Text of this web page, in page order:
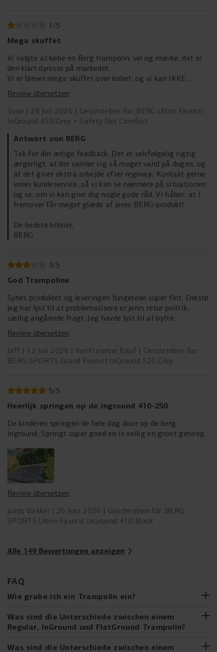
1 /5
Mega skuffet
Vi valgte at købe en Berg trampolin, vel og mærke, det er
den klart dyreste på markedet.
Vi er blevet mega skuffet over købet, og vi kan IKKE
Hver eneste gang det regner samler der sig mega meget
vand i duen, og som løber ned på trampolinen.
Det tager så lang tid at få det fjernet…
Review übersetzen
Sune
28 Juli 2026
Geschrieben für: BERG Ultim Favorit
InGround 410 Grey + Safety Net Comfort
Antwort von BERG
Tak for din ærlige feedback. Det er selvfølgelig rigtig
ærgerligt, at der samler sig så meget vand på dugen, og
at det giver ekstra arbejde efter regnvejr. Kontakt gerne
vores kundeservice, så vi kan se nærmere på situationen
og se, om vi kan give dig nogle gode råd. Vi håber, at I
fremover får meget glæde af jeres BERG-produkt!
De bedste hilsner,
BERG
3/5
God Trampoline
Synes produktet og leveringen fungerede super fint. Eneste
jeg har lyst til at problematisere er jeres retur politik,
særlig angående fragt. Jeg havde lyst til at bytte
jeg selv måtte stå for fragt af den over 80kg tung
trampolin tilbage til Holland ga jeg op. Som privatperson
har man ikke chance at finde en overkommelig aftale på
men Berg kunne sagtens hjælpe kunderne med en god
leverandør at gøre det efter min mening. Det kommer til
at fremstå som en bevidst forhindrings strategi, men jeg
ved selvfølgelig ikke om det er tilfældet.
Review übersetzen
Jeff
12 Juli 2026 Verifizierter Kauf
Geschrieben für:
BERG SPORTS Grand Favorit InGround 520 Grey
5/5
Heerlijk springen op de inground 410-250
De kinderen springen de hele dag door op de berg
inground. Springt super goed en is veilig en groot genoeg.
Review übersetzen
Jordy Bakker
26 Juni 2026
Geschrieben für: BERG
SPORTS Ultim Favorit InGround 410 Black
Alle 149 Bewertungen anzeigen
FAQ
Wie grabe ich ein Trampolin ein?
kaufen oder hast du bereits eines gekauft? Das Eingraben
eines Trampolins scheint vielleicht schwieriger, als es ist.
Was sind die Unterschiede zwischen einem
Regular, InGround und FlatGround Trampolin?
Was sind die Unterschiede zwischen einem